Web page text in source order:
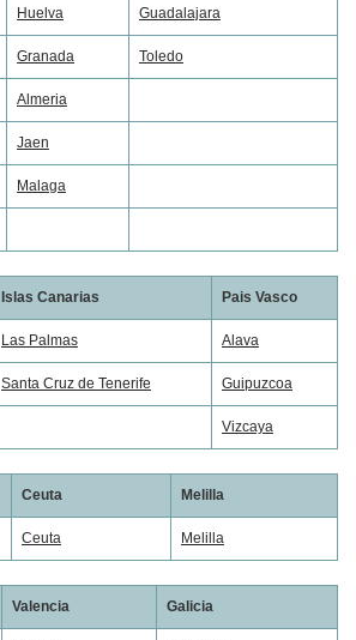
Huelva Guadalajara
Granada Toledo
Almeria
Jaen
Malaga
Islas Canarias Pais Vasco
Las Palmas Alava
Santa Cruz de Tenerife Guipuzcoa
Vizcaya
Ceuta Melilla
Ceuta Melilla
Valencia Galicia